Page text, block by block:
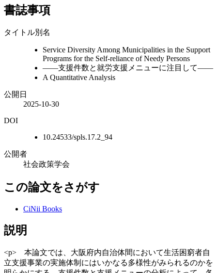
書誌事項
タイトル別名
Service Diversity Among Municipalities in the Support
Programs for the Self-reliance of Needy Persons
――支援件数と就労支援メニューに注目して――
A Quantitative Analysis
公開日
2025-10-30
DOI
10.24533/spls.17.2_94
公開者
社会政策学会
この論文をさがす
CiNii Books
説明
<p> 本論文では、大阪府内自治体間において生活困窮者自
立支援事業の実施体制にはいかなる多様性がみられるのかを